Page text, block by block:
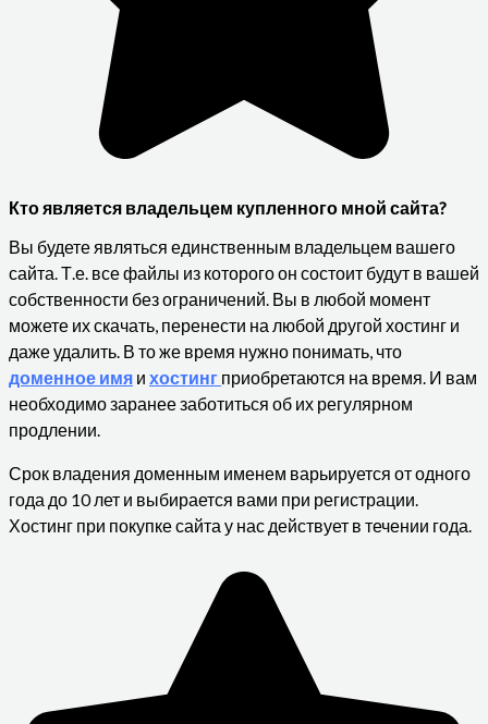
Кто является владельцем купленного мной сайта?
Вы будете являться единственным владельцем вашего
сайта. Т.е. все файлы из которого он состоит будут в вашей
собственности без ограничений. Вы в любой момент
можете их скачать, перенести на любой другой хостинг и
даже удалить. В то же время нужно понимать, что
доменное имя и хостинг приобретаются на время. И вам
необходимо заранее заботиться об их регулярном
продлении.
Срок владения доменным именем варьируется от одного
года до 10 лет и выбирается вами при регистрации.
Хостинг при покупке сайта у нас действует в течении года.